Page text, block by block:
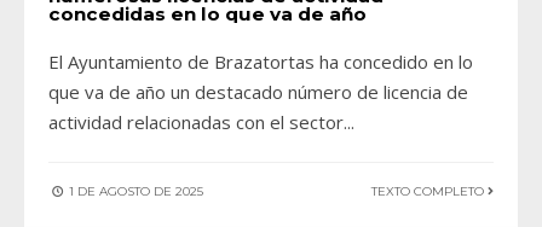
concedidas en lo que va de año
El Ayuntamiento de Brazatortas ha concedido en lo
que va de año un destacado número de licencia de
actividad relacionadas con el sector...
1 DE AGOSTO DE 2025 TEXTO COMPLETO